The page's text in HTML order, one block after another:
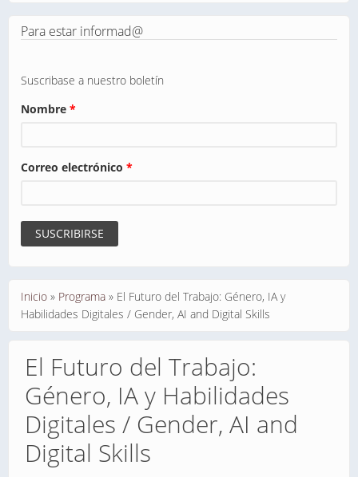
Para estar informad@
Suscribase a nuestro boletín
Nombre *
Correo electrónico *
Se encuentra usted aquí
Inicio » Programa » El Futuro del Trabajo: Género, IA y
Habilidades Digitales / Gender, AI and Digital Skills
El Futuro del Trabajo:
Género, IA y Habilidades
Digitales / Gender, AI and
Digital Skills